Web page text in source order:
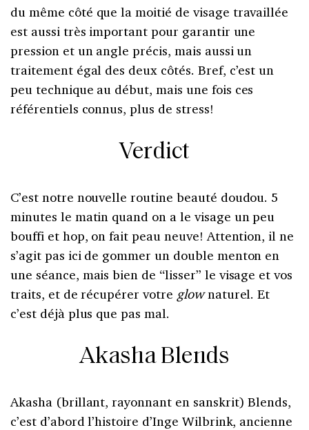
du même côté que la moitié de visage travaillée
est aussi très important pour garantir une
pression et un angle précis, mais aussi un
traitement égal des deux côtés. Bref, c’est un
peu technique au début, mais une fois ces
référentiels connus, plus de stress!
Verdict
C’est notre nouvelle routine beauté doudou. 5
minutes le matin quand on a le visage un peu
bouffi et hop, on fait peau neuve! Attention, il ne
s’agit pas ici de gommer un double menton en
une séance, mais bien de “lisser” le visage et vos
traits, et de récupérer votre glownaturel. Et
c’est déjà plus que pas mal.
Akasha Blends
Akasha (brillant, rayonnant en sanskrit) Blends,
c’est d’abord l’histoire d’Inge Wilbrink, ancienne